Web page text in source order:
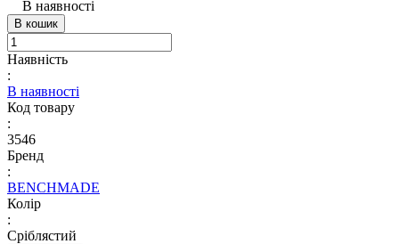
В наявності
В кошик
Наявність
:
В наявності
Код товару
:
3546
Бренд
:
BENCHMADE
Колір
:
Сріблястий